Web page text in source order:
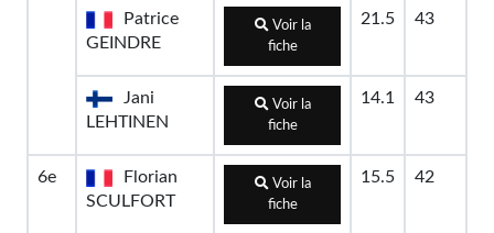
Patrice
GEINDRE
Voir la
fiche
21.5 43
Jani
LEHTINEN
Voir la
fiche
14.1 43
6e
Florian
SCULFORT
Voir la
fiche
15.5 42